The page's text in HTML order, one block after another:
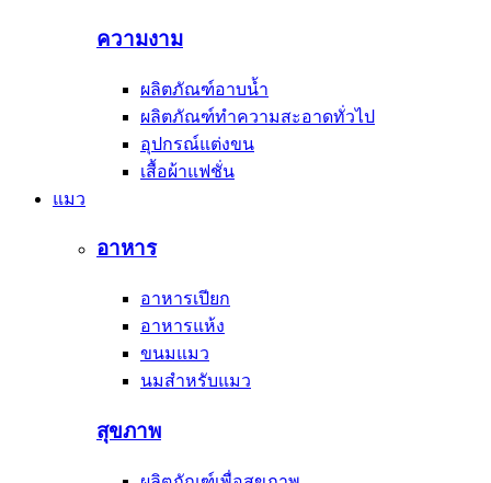
ความงาม
ผลิตภัณฑ์อาบน้ำ
ผลิตภัณฑ์ทำความสะอาดทั่วไป
อุปกรณ์แต่งขน
เสื้อผ้าแฟชั่น
แมว
อาหาร
อาหารเปียก
อาหารแห้ง
ขนมแมว
นมสำหรับแมว
สุขภาพ